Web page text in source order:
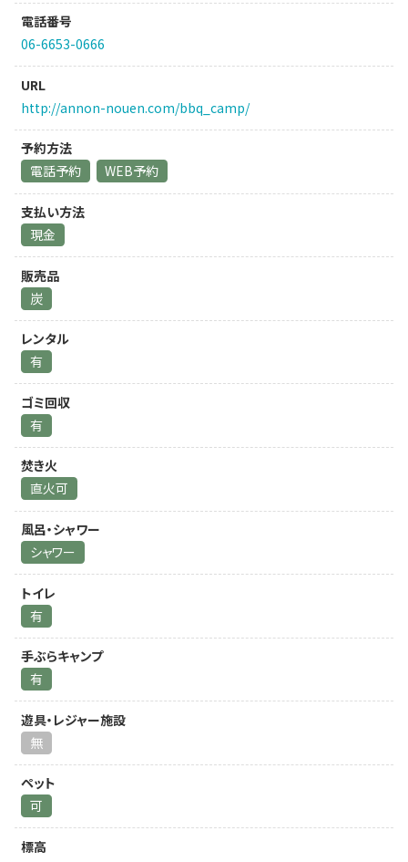
電話番号
06-6653-0666
URL
http://annon-nouen.com/bbq_camp/
予約方法
電話予約
WEB予約
支払い方法
現金
販売品
炭
レンタル
有
ゴミ回収
有
焚き火
直火可
風呂・シャワー
シャワー
トイレ
有
手ぶらキャンプ
有
遊具・レジャー施設
無
ペット
可
標高